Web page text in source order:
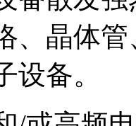
、晶体
设备。